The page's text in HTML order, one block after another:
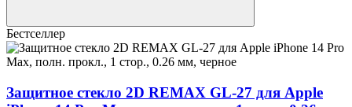
Бестселлер
Защитное стекло 2D REMAX GL-27 для Apple